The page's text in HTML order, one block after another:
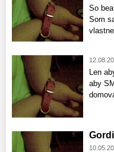
So
Som
Len
aby